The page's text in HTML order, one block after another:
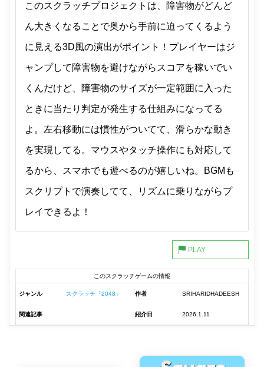
このスクラッチプロジェクトは、障害物がどんど
ん大きくなることで奥から手前に迫ってくるよう
に見える3D風の演出がポイント！プレイヤーはジ
ャンプして障害物を避けながらスコアを稼いでい
くんだけど、障害物のサイズが一定範囲に入った
ときに当たり判定が発生する仕組みになってる
よ。左右移動には慣性がついてて、滑らかな動き
を実現してる。マウスやタッチ操作にも対応して
るから、スマホでも遊べるのが嬉しいね。BGMも
スクリプトで演奏してて、リズムに乗りながらプ
レイできるよ！
このスクラッチゲームの情報
ジャンル スクラッチ「2048」 作者 SRIHARIDHADEESH
関連記事 紹介日 2026.1.11